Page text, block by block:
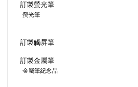
訂製螢光筆
螢光筆
訂製觸屏筆
訂製金屬筆
金屬筆紀念品